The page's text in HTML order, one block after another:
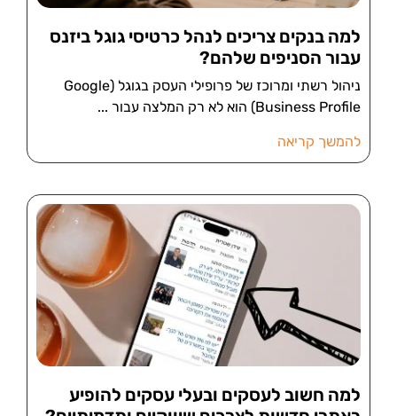
למה בנקים צריכים לנהל כרטיסי גוגל ביזנס
עבור הסניפים שלהם?
ניהול רשתי ומרוכז של פרופילי העסק בגוגל (Google
Business Profile) הוא לא רק המלצה עבור
להמשך קריאה
למה חשוב לעסקים ובעלי עסקים להופיע